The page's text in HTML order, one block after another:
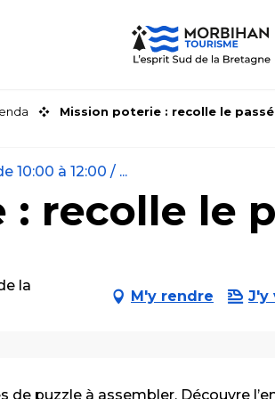
Mission poterie : recolle le passé
10:00 à 12:00 / ...
recolle le
la
M'y rendre J'y
puzzle à assembler. Découvre